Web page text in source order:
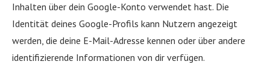
Inhalten über dein Google-Konto verwendet hast. Die
Identität deines Google-Profils kann Nutzern angezeigt
werden, die deine E-Mail-Adresse kennen oder über andere
identifizierende Informationen von dir verfügen.